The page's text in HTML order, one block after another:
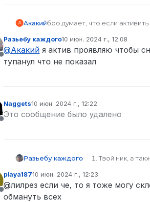
А Акакийбро думает, что если
Не в сети
Разьебу каждого10 июн. 2024 г., 12:08
отредактировано
@Акакий я актив проявляю чтобы
тупанул что не показал
Не в сети
Naggets10 июн. 2024 г., 12:22
отредактировано
Это сообщение было удалено
Разьебу каждого
Твой ник, а
Ник участника
Не в сети
playa18710 июн. 2024 г., 12:23
отредактировано
@лилрез если че, то я тоже могу
обмануть всех